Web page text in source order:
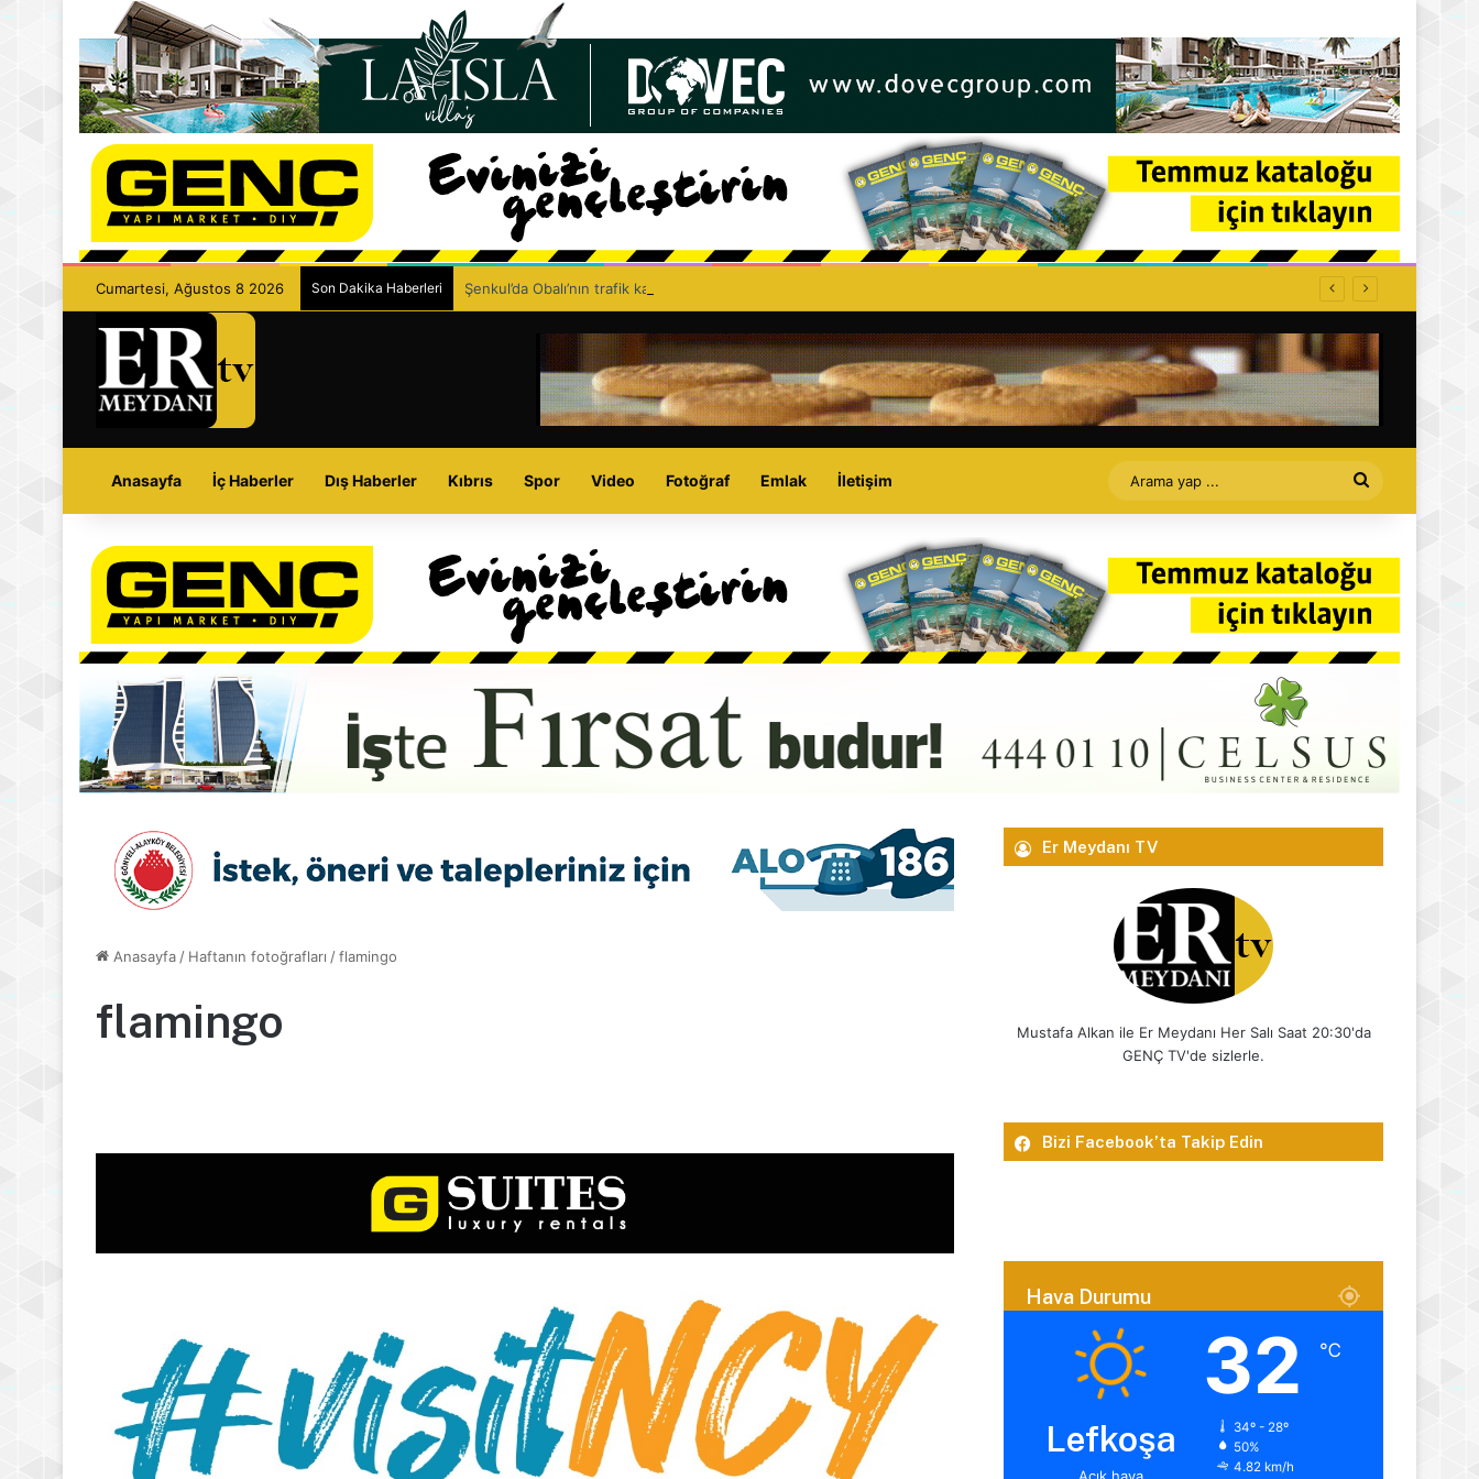
Cumartesi, Ağustos 8 2026 Son Dakika Haberleri Şenkul’da Obalı’nın trafik kazasında hayatını kaybetmesinin ardından isyan etti: Affet bizi Turan amca
Anasayfa İç Haberler Dış Haberler Kıbrıs Spor Video Fotoğraf Emlak İletişim
Arama
yap
...
Anasayfa / Haftanın fotoğrafları /flamingo
flamingo
Er Meydanı TV
Mustafa Alkan ile Er Meydanı Her Salı Saat 20:30'da
GENÇ TV'de sizlerle.
Bizi Facebook’ta Takip Edin
Hava Durumu
Lefkoşa
32 ℃
34º - 28º
50%
4.82 km/h